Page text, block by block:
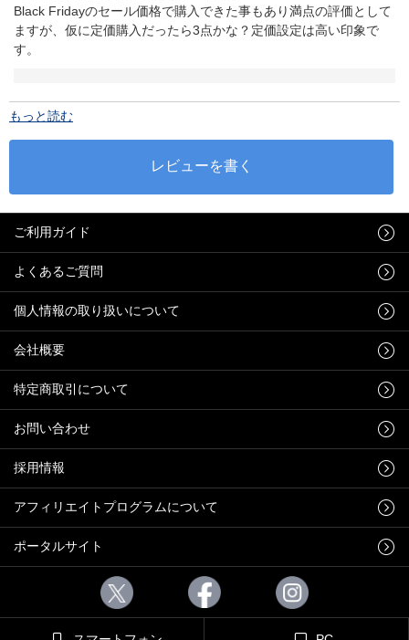
Black Fridayのセール価格で購入できた事もあり満点の評価として
ますが、仮に定価購入だったら3点かな？定価設定は高い印象で
す。
もっと読む
ご利用ガイド
よくあるご質問
個人情報の取り扱いについて
会社概要
特定商取引について
お問い合わせ
採用情報
アフィリエイトプログラムについて
ポータルサイト